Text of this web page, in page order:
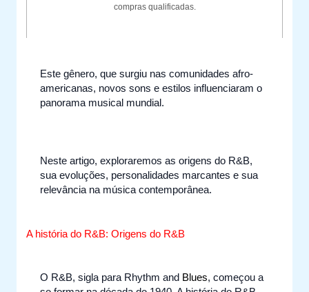
compras qualificadas.
Este gênero, que surgiu nas comunidades afro-
americanas, novos sons e estilos influenciaram o
panorama musical mundial.
Neste artigo, exploraremos as origens do R&B,
sua evoluções, personalidades marcantes e sua
relevância na música contemporânea.
A história do R&B: Origens do R&B
O R&B, sigla para Rhythm and Blues, começou a